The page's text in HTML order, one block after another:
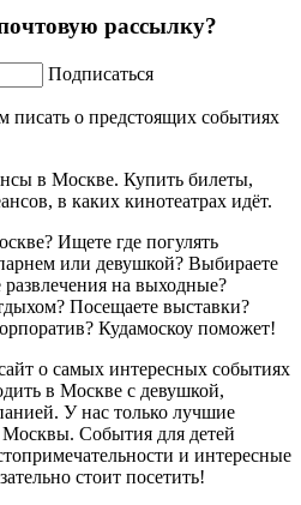
рассылку?
Подписаться
писать о предстоящих событиях
в Москве. Купить билеты,
в каких кинотеатрах идёт.
Ищете где погулять
или девушкой? Выбираете
на выходные?
Посещаете выставки?
Кудамоскоу поможет!
о самых интересных событиях
в Москве с девушкой,
У нас только лучшие
События для детей
и интересные
стоит посетить!